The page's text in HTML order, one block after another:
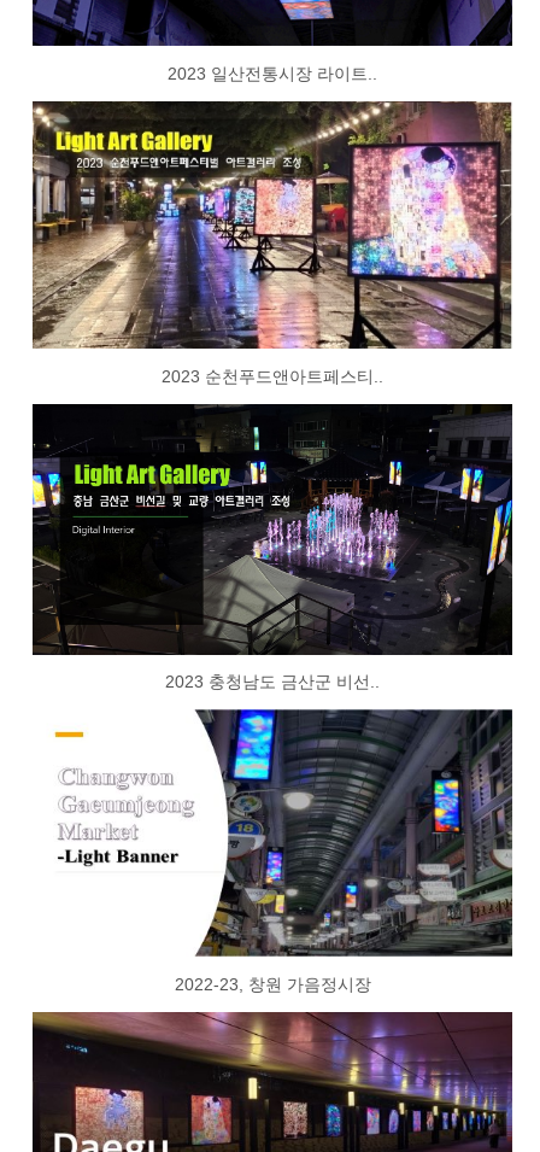
2023 일산전통시장 라이트..
2023 순천푸드앤아트페스티..
2023 충청남도 금산군 비선..
2022-23, 창원 가음정시장